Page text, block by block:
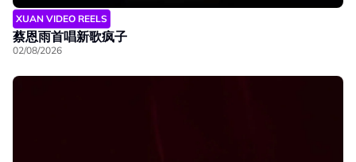
XUAN VIDEO REELS
蔡恩雨首唱新歌疯子
02/08/2026